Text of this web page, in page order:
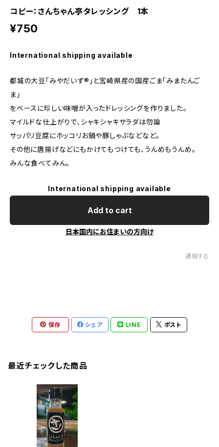
コピー：さんちゃん亭タレッシング 1本
¥750
International shipping available
都城の大豆「みやだいず®」と宮崎県産の国産ごま「みまたんご
ま」
をベースに珍しい味噌が入ったドレッシングを作りました。
マイルドな仕上がりで、シャキシャキサラダは勿論
サッパリ豆腐にホッコリお鍋や豚しゃぶなどなど。
その他に唐揚げなどにもかけてもつけても、うんめもうんめ。
みんな食べてみん。
International shipping available
Add to cart
日本国内にお住まいの方向け
通報する
保存 シェア LINE ポスト
最近チェックした商品